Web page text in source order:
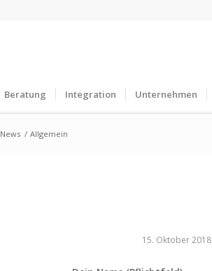
Beratung Integration Unternehmen
News / Allgemein
15. Oktober 2018